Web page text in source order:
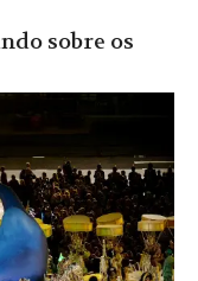
sobre os